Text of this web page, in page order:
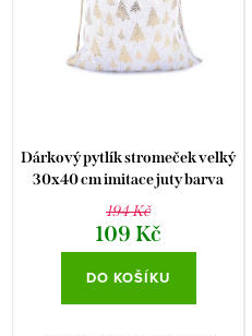
Dárkový pytlík stromeček velký
30x40 cm imitace juty barva
bílozlatá
194 Kč
109 Kč
DO KOŠÍKU